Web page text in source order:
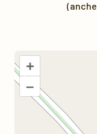
+
–